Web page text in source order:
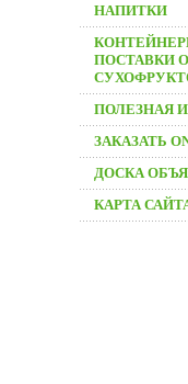
НАПИТКИ
ПОСТАВКИ
ПОЛЕЗНАЯ
ЗАКАЗАТЬ
ДОСКА
КАРТА